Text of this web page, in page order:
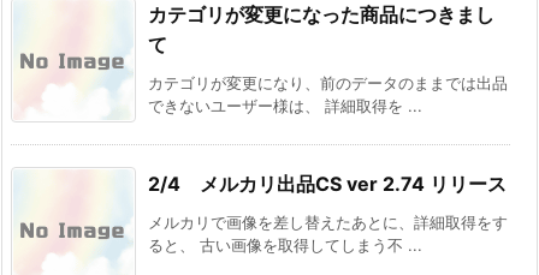
カテゴリが変更になった商品につきまし
て
カテゴリが変更になり、前のデータのままでは出品
できないユーザー様は、 詳細取得を ...
2/4 メルカリ出品CS ver 2.74 リリース
メルカリで画像を差し替えたあとに、詳細取得をす
ると、 古い画像を取得してしまう不 ...